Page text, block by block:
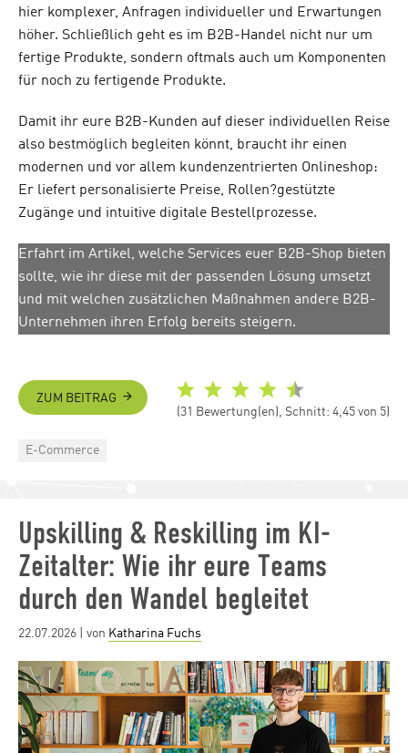
hier komplexer, Anfragen individueller und Erwartungen
höher. Schließlich geht es im B2B-Handel nicht nur um
fertige Produkte, sondern oftmals auch um Komponenten
für noch zu fertigende Produkte.
Damit ihr eure B2B-Kunden auf dieser individuellen Reise
also bestmöglich begleiten könnt, braucht ihr einen
modernen und vor allem kundenzentrierten Onlineshop:
Er liefert personalisierte Preise, Rollen?gestützte
Zugänge und intuitive digitale Bestellprozesse.
Erfahrt im Artikel, welche Services euer B2B-Shop bieten
sollte, wie ihr diese mit der passenden Lösung umsetzt
und mit welchen zusätzlichen Maßnahmen andere B2B-
Unternehmen ihren Erfolg bereits steigern.
ZUM BEITRAG
(31 Bewertung(en), Schnitt: 4,45 von 5)
Categories
E-Commerce
Upskilling & Reskilling im KI-
Zeitalter: Wie ihr eure Teams
durch den Wandel begleitet
Posted
22.07.2026 | von Katharina Fuchs